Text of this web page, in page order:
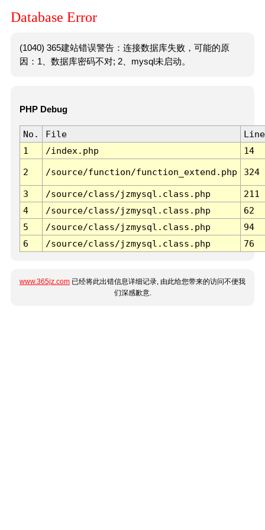
Database Error
(1040) 365建站错误警告：连接数据库失败，可能的原
因：1、数据库密码不对; 2、mysql未启动。
PHP Debug
No. File
Line
1
/index.php 14
2 /source/function/function_extend.php 324
3 /source/class/jzmysql.class.php
211
4
/source/class/jzmysql.class.php
62
5
/source/class/jzmysql.class.php
94
6
/source/class/jzmysql.class.php 76
www.365jz.com 已经将此出错信息详细记录, 由此给您带来的访问不便我
们深感歉意.